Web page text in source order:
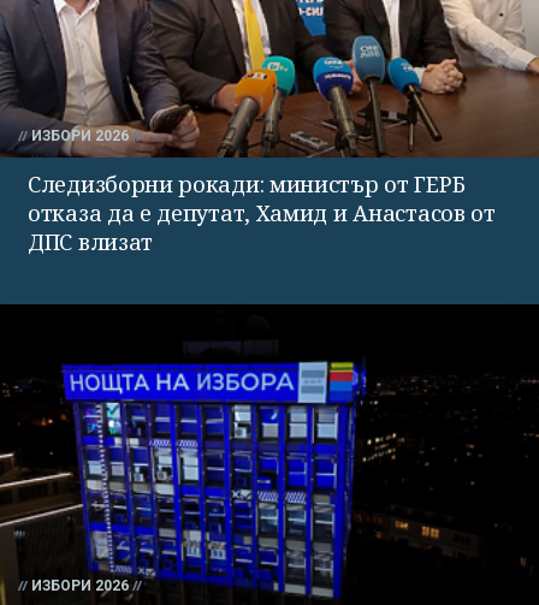
ИЗБОРИ 2026
Следизборни рокади: министър от ГЕРБ
отказа да е депутат, Хамид и Анастасов от
ДПС влизат
ИЗБОРИ 2026